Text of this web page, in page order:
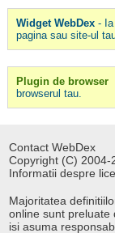
Widget WebDex- Ia
pagina sau site-ul
Plugin de browser
browserul tau.
Contact WebDex
Copyright (C) 2004-
Informatii despre
Majoritatea
online sunt preluate
isi asuma